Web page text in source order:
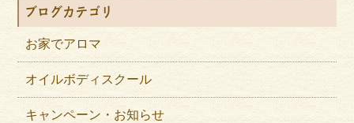
ブログカテゴリ
お家でアロマ
オイルボディスクール
キャンペーン・お知らせ